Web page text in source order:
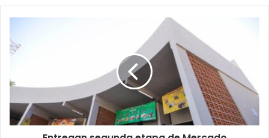
etapa
Gastronómico
Pinal
de